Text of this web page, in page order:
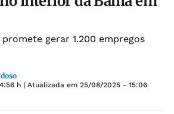
gerar 1.200 empregos
h | Atualizada em 25/08/2025 - 15:06